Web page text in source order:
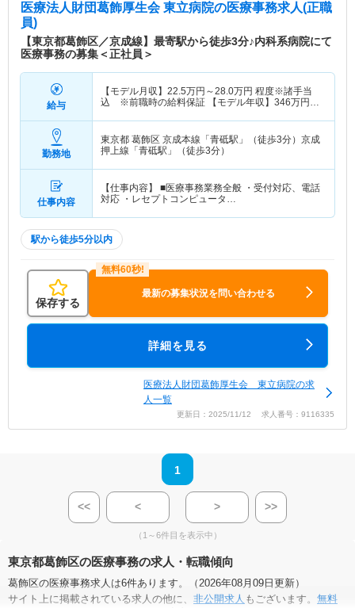
医療法人財団葛飾厚生会 東立病院の医療事務求人(正職
員)
【東京都葛飾区／京成線】最寄駅から徒歩3分♪内科系病院にて
医療事務の募集＜正社員＞
給与
【モデル月収】 22.5万円～28.0万円 程度※諸手当
込 ※前職時の給料保証 【モデル年収】 346万円～
勤務地
東京都 葛飾区 京成本線「青砥駅」（徒歩3分）京成
押上線「青砥駅」（徒歩3分）
仕事内容
【仕事内容】 ■医療事務業務全般 ・受付対応、電話
対応 ・レセプトコンピュータ…
駅から徒歩5分以内
保存する
最新の募集状況を問い合わせる
詳細を見る
医療法人財団葛飾厚生会 東立病院の求
人一覧
更新日：2025/11/12 求人番号：9116335
1
<< < > >>
（1～6件目を表示中）
東京都葛飾区の医療事務の求人・転職傾向
葛飾区の医療事務求人は6件あります。（2026年08月09日更新）
サイト上に掲載されている求人の他に、 非公開求人 もございます。 無料